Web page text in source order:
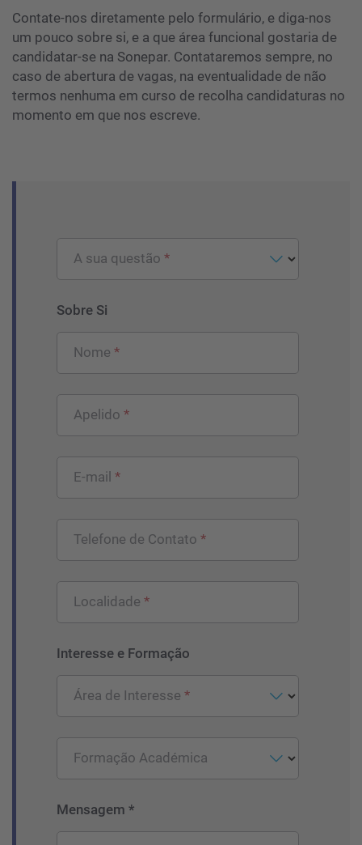
Contate-nos diretamente pelo formulário, e diga-nos
um pouco sobre si, e a que área funcional gostaria de
candidatar-se na Sonepar. Contataremos sempre, no
caso de abertura de vagas, na eventualidade de não
termos nenhuma em curso de recolha candidaturas no
momento em que nos escreve.
A sua questão
Sobre Si
Nome
Apelido
E-mail
Telefone de Contato
Localidade
Interesse e Formação
Área de Interesse
Formação Académica
Mensagem *